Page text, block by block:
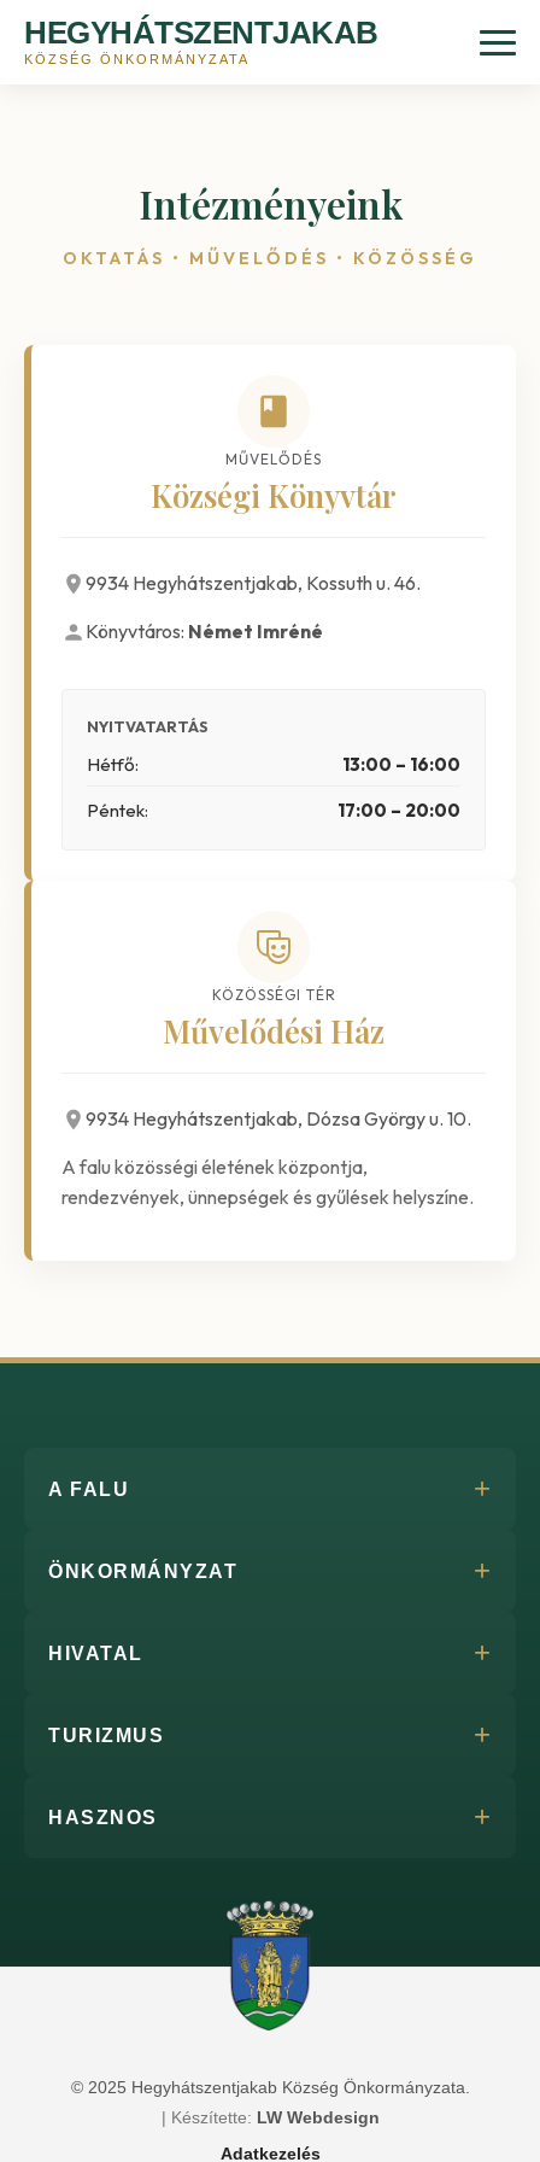
HEGYHÁTSZENTJAKAB
KÖZSÉG ÖNKORMÁNYZATA
Intézményeink
OKTATÁS • MŰVELŐDÉS • KÖZÖSSÉG
MŰVELŐDÉS
Községi Könyvtár
9934 Hegyhátszentjakab, Kossuth u. 46.
Könyvtáros: Német Imréné
NYITVATARTÁS
Hétfő:
13:00 – 16:00
Péntek:
17:00 – 20:00
KÖZÖSSÉGI TÉR
Művelődési Ház
9934 Hegyhátszentjakab, Dózsa György u. 10.
A falu közösségi életének központja,
rendezvények, ünnepségek és gyűlések helyszíne.
A FALU
ÖNKORMÁNYZAT
HIVATAL
TURIZMUS
HASZNOS
© 2025 Hegyhátszentjakab Község Önkormányzata.
| Készítette: LW Webdesign
Adatkezelés